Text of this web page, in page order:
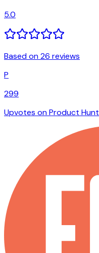
5.0
Based on 26 reviews
P
299
Upvotes on Product Hunt